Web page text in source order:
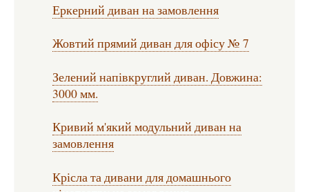
Еркерний диван на замовлення
Жовтий прямий диван для офісу № 7
Зелений напівкруглий диван. Довжина:
3000 мм.
Кривий м'який модульний диван на
замовлення
Крісла та дивани для домашнього